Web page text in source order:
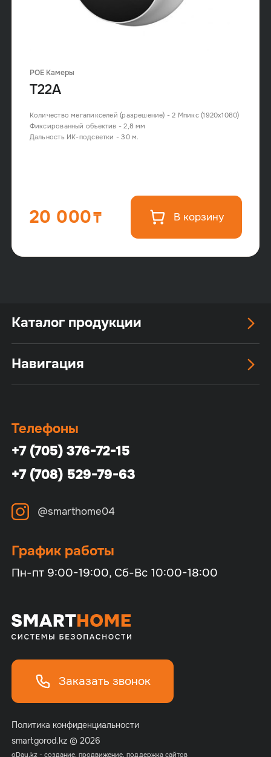
POE Камеры
T22A
Количество мегапикселей (разрешение) - 2 Мпикс (1920x1080)
Фиксированный объектив - 2,8 мм
Дальность ИК-подсветки - 30 м.
20 000 В корзину
Заказать звонок
Политика конфиденциальности
smartgorod.kz © 2026
oDay.kz - создание, продвижение, поддержка сайтов
Каталог продукции
Навигация
Телефоны
+7 (705) 376-72-15
+7 (708) 529-79-63
@smarthome04
График работы
Пн-пт 9:00-19:00, Сб-Вс 10:00-18:00